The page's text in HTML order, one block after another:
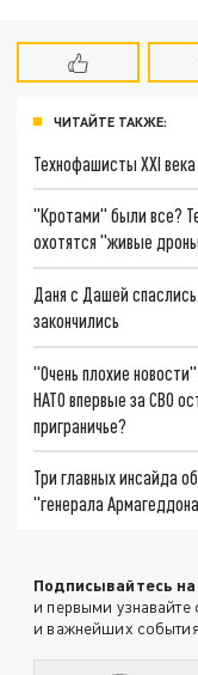
ЧИТАЙТЕ ТАКЖЕ:
Технофашисты XXI века
"Кротами" были все?
охотятся "живые
Даня с Дашей
закончились
"Очень плохие
НАТО впервые за СВО
приграничье?
Три главных инсайда
"генерала
Подписывайтесь
и первыми узнавайте
и важнейших